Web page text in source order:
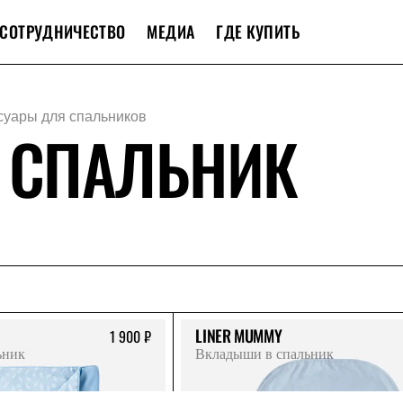
СОТРУДНИЧЕСТВО МЕДИА ГДЕ КУПИТЬ
для спальников
1 900 ₽ LINER MUMMY
Вкладыши в спальник